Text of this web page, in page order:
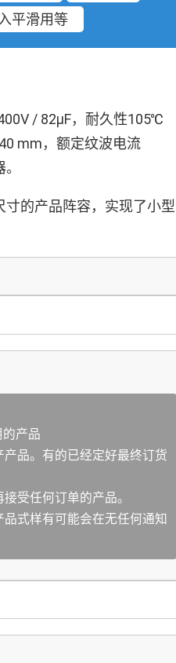
平滑用等
/ 82µF，耐久性105℃
mm，额定纹波电流
的产品阵容，实现了小
的产品
品。有的已经定好最终订货
受任何订单的产品。
式样有可能会在无任何通知